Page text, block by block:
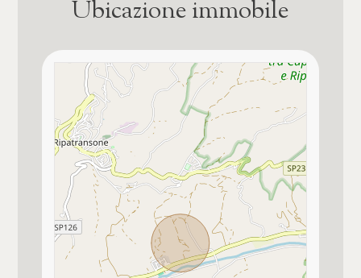
Zona agricola
Tipo ristrutturazione
Mai ristrutturato
Camino o canna fumaria
Ingresso autonomo
Vista panoramica
Ubicazione immobile
Camere
Qualsiasi